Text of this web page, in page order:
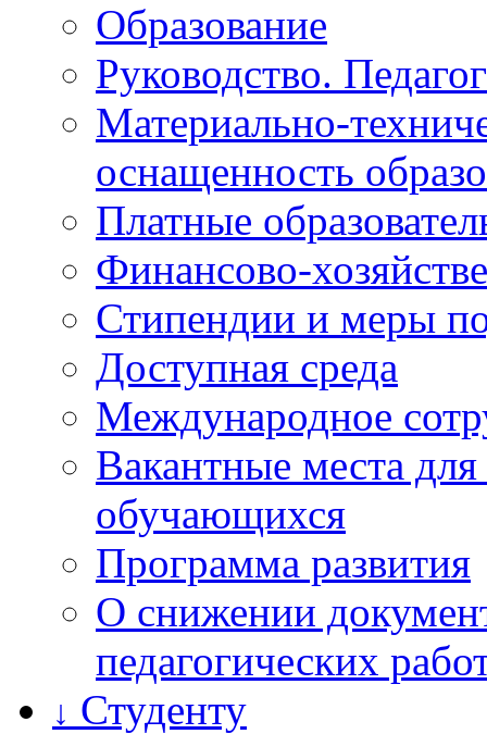
Образование
Руководство.
Материально-
оснащенность
Платные
Финансово-
Стипендии и меры
Доступная среда
Международное
Вакантные места
обучающихся
Программа развития
О снижении
педагогических
↓ Студенту